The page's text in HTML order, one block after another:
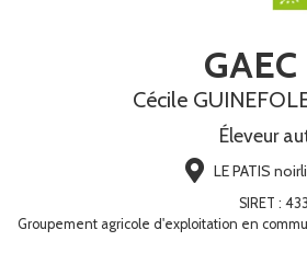
Cécile
Éleveur
LE PATIS
SIRET :
Groupement agricole d'exploitation en